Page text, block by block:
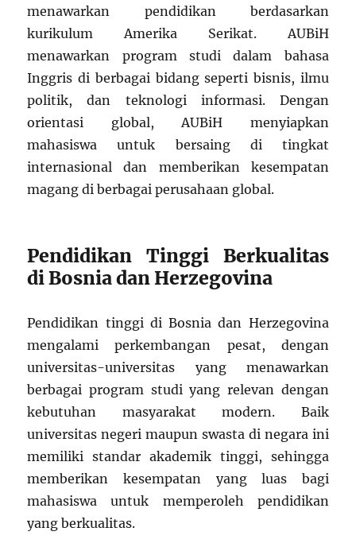
menawarkan pendidikan berdasarkan
kurikulum Amerika Serikat. AUBiH
menawarkan program studi dalam bahasa
Inggris di berbagai bidang seperti bisnis, ilmu
politik, dan teknologi informasi. Dengan
orientasi global, AUBiH menyiapkan
mahasiswa untuk bersaing di tingkat
internasional dan memberikan kesempatan
magang di berbagai perusahaan global.
Pendidikan Tinggi Berkualitas
di Bosnia dan Herzegovina
Pendidikan tinggi di Bosnia dan Herzegovina
mengalami perkembangan pesat, dengan
universitas-universitas yang menawarkan
berbagai program studi yang relevan dengan
kebutuhan masyarakat modern. Baik
universitas negeri maupun swasta di negara ini
memiliki standar akademik tinggi, sehingga
memberikan kesempatan yang luas bagi
mahasiswa untuk memperoleh pendidikan
yang berkualitas.